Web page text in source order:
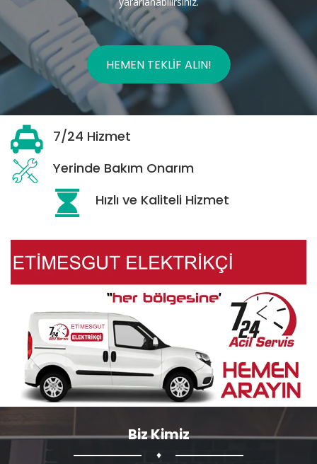
HEMEN TEKLIF ALIN!
7/24 Hizmet
Yerinde Bakım Onarım
Hızlı ve Kaliteli Hizmet
Biz Kimiz
♦